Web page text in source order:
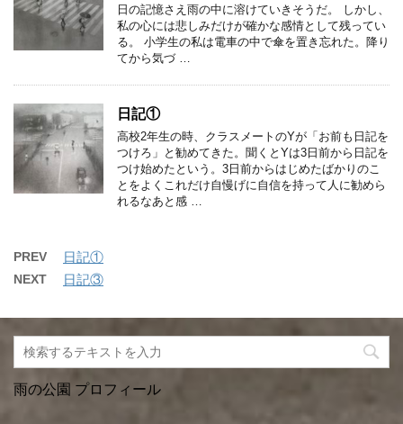
日の記憶さえ雨の中に溶けていきそうだ。 しかし、
私の心には悲しみだけが確かな感情として残ってい
る。 小学生の私は電車の中で傘を置き忘れた。降り
てから気づ …
日記①
高校2年生の時、クラスメートのYが「お前も日記を
つけろ」と勧めてきた。聞くとYは3日前から日記を
つけ始めたという。3日前からはじめたばかりのこ
とをよくこれだけ自慢げに自信を持って人に勧めら
れるなあと感 …
PREV 日記①
NEXT 日記③
雨の公園 プロフィール